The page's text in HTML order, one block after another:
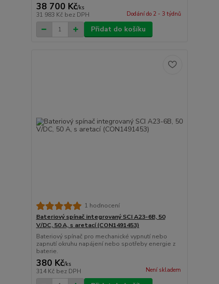
38 700 Kč/ks
31 983 Kč bez DPH Dodání do 2 - 3 týdnů
Přidat do košíku
1 hodnocení
Bateriový spínač integrovaný SCI A23-6B, 50
V/DC, 50 A, s aretací (CON1491453)
Bateriový spínač pro mechanické vypnutí nebo
zapnutí okruhu napájení nebo spotřeby energie z
baterie.
380 Kč/ks
314 Kč bez DPH Není skladem